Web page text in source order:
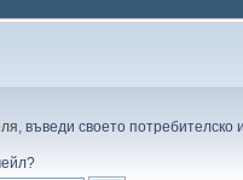
въведи своето потребителско
?